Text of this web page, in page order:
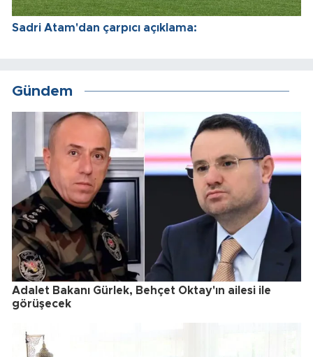
Sadri Atam'dan çarpıcı açıklama:
Gündem
Adalet Bakanı Gürlek, Behçet Oktay'ın ailesi ile
görüşecek